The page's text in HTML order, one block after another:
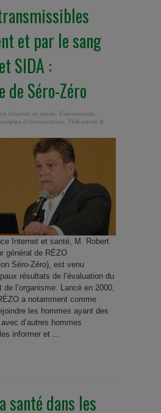
et par le sang
SIDA :
de Séro-Zéro
Internet et santé Événements
d'interventions Télé-santé &
Internet et santé, M. Robert
général de RÉZO
Séro-Zéro), est venu
résultats de l’évaluation du
l’organisme. Lancé en 2000,
a notamment comme
les hommes ayant des
d’autres hommes
informer et ...
santé dans les